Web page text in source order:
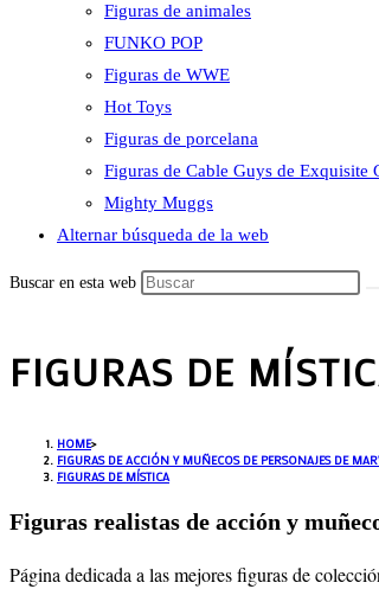
Figuras de animales
FUNKO POP
Figuras de WWE
Hot Toys
Figuras de porcelana
Figuras de Cable Guys de Exquisite
Mighty Muggs
Alternar búsqueda de la web
Buscar en esta web
FIGURAS DE
HOME>
FIGURAS DE ACCIÓN Y MUÑECOS DE PERSONAJES DE
FIGURAS DE MÍSTICA
Figuras realistas de acción y
Página dedicada a las mejores figuras de